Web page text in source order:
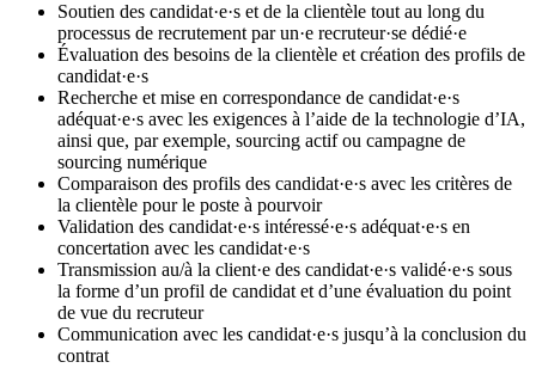
Soutien des candidat·e·s et de la clientèle tout au long du
processus de recrutement par un·e recruteur·se dédié·e
Évaluation des besoins de la clientèle et création des profils de
candidat·e·s
Recherche et mise en correspondance de candidat·e·s
adéquat·e·s avec les exigences à l’aide de la technologie d’IA,
ainsi que, par exemple, sourcing actif ou campagne de
sourcing numérique
Comparaison des profils des candidat·e·s avec les critères de
la clientèle pour le poste à pourvoir
Validation des candidat·e·s intéressé·e·s adéquat·e·s en
concertation avec les candidat·e·s
Transmission au/à la client·e des candidat·e·s validé·e·s sous
la forme d’un profil de candidat et d’une évaluation du point
de vue du recruteur
Communication avec les candidat·e·s jusqu’à la conclusion du
contrat